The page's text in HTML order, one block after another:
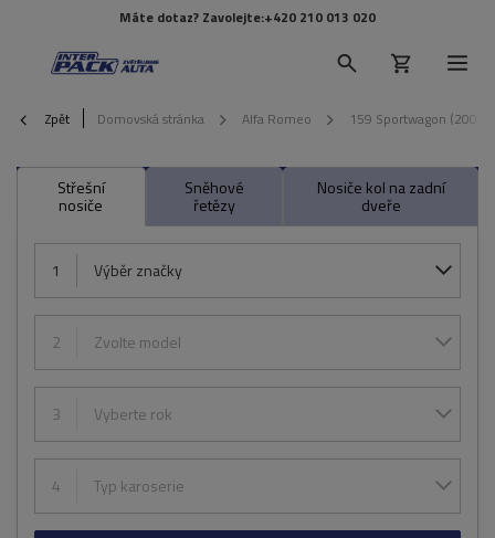
Máte dotaz? Zavolejte:+420 210 013 020
Zpět Domovská stránka Alfa Romeo 159 Sportwagon
Střešní
nosiče
Sněhové
řetězy
Nosiče kol na zadní
dveře
1 Výběr značky
2 Zvolte model
3 Vyberte rok
4 Typ karoserie